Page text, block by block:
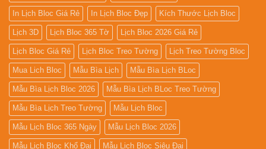
In Lịch Bloc Giá Rẻ In Lịch Bloc Đẹp Kích Thước Lịch Bloc
Lịch 3D Lịch Bloc 365 Tờ Lịch Bloc 2026 Giá Rẻ
Lịch Bloc Giá Rẻ Lịch Bloc Treo Tường Lịch Treo Tường Bloc
Mua Lich Bloc Mẫu Bìa Lịch Mẫu Bìa Lịch BLoc
Mẫu Bìa Lịch Bloc 2026 Mẫu Bìa Lịch BLoc Treo Tường
Mẫu Bìa Lịch Treo Tường Mẫu Lịch Bloc
Mẫu Lịch Bloc 365 Ngày Mẫu Lịch Bloc 2026
Mẫu Lịch Bloc Khổ Đại Mẫu Lịch Bloc Siêu Đại